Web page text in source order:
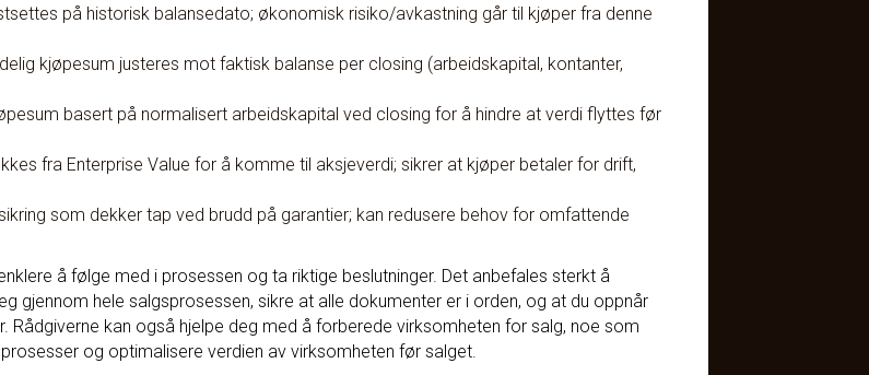
på historisk balansedato; økonomisk risiko/avkastning går til kjøper fra denne
kjøpesum justeres mot faktisk balanse per closing (arbeidskapital, kontanter,
basert på normalisert arbeidskapital ved closing for å hindre at verdi flyttes før
fra Enterprise Value for å komme til aksjeverdi; sikrer at kjøper betaler for drift,
som dekker tap ved brudd på garantier; kan redusere behov for omfattende
å følge med i prosessen og ta riktige beslutninger. Det anbefales sterkt å
gjennom hele salgsprosessen, sikre at alle dokumenter er i orden, og at du oppnår
Rådgiverne kan også hjelpe deg med å forberede virksomheten for salg, noe som
og optimalisere verdien av virksomheten før salget.